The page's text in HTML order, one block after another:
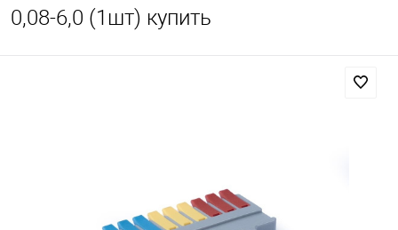
0,08-6,0 (1шт) купить